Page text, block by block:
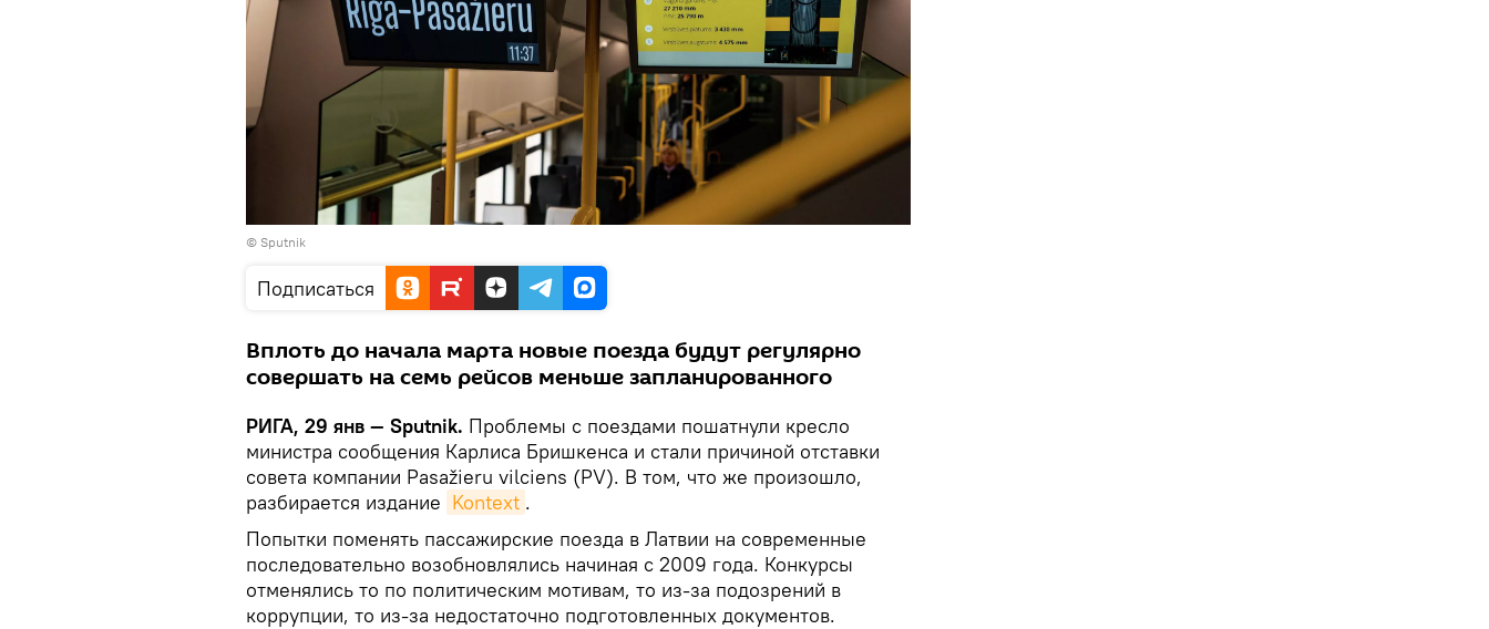
© Sputnik
Подписаться
Вплоть до начала марта новые поезда будут регулярно
совершать на семь рейсов меньше запланированного
РИГА, 29 янв — Sputnik. Проблемы с поездами пошатнули кресло
министра сообщения Карлиса Бришкенса и стали причиной отставки
совета компании Pasažieru vilciens (PV). В том, что же произошло,
разбирается издание Kontext .
Попытки поменять пассажирские поезда в Латвии на современные
последовательно возобновлялись начиная с 2009 года. Конкурсы
отменялись то по политическим мотивам, то из-за подозрений в
коррупции, то из-за недостаточно подготовленных документов.